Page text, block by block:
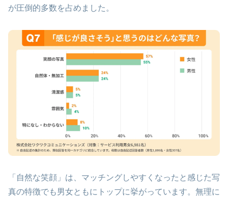
が圧倒的多数を占めました。
「自然な笑顔」は、マッチングしやすくなったと感じた写
真の特徴でも男女ともにトップに挙がっています。無理に